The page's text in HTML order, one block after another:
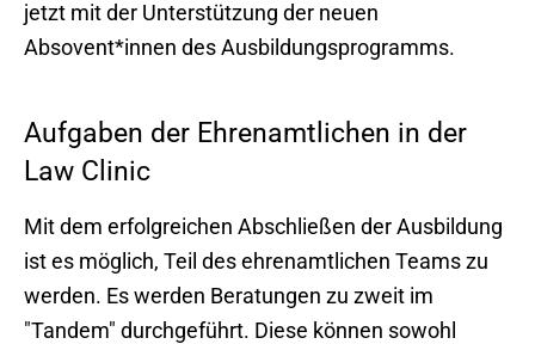
jetzt mit der Unterstützung der neuen
Absovent*innen des Ausbildungsprogramms.
Aufgaben der Ehrenamtlichen in der
Law Clinic
Mit dem erfolgreichen Abschließen der Ausbildung
ist es möglich, Teil des ehrenamtlichen Teams zu
werden. Es werden Beratungen zu zweit im
"Tandem" durchgeführt. Diese können sowohl